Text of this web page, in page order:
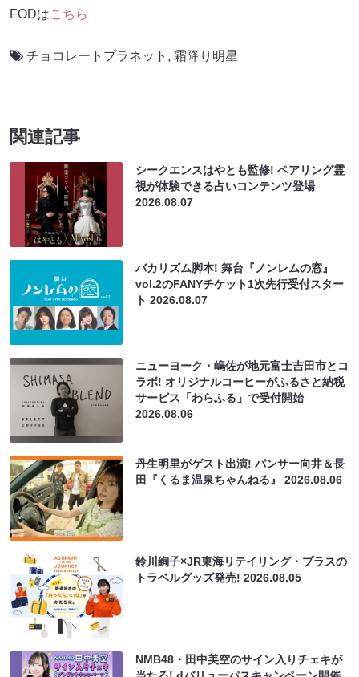
FODはこちら
チョコレートプラネット , 霜降り明星
関連記事
シークエンスはやとも監修! ペアリング霊
視が体験できる占いコンテンツ登場
2026.08.07
バカリズム脚本! 舞台『ノンレムの窓』
vol.2のFANYチケット1次先行受付スター
ト2026.08.07
ニューヨーク・嶋佐が地元富士吉田市とコ
ラボ! オリジナルコーヒーがふるさと納税
サービス「わらふる」で受付開始
2026.08.06
丹生明里がゲスト出演! パンサー向井＆長
田『くるま温泉ちゃんねる』2026.08.06
鈴川絢子×JR東海リテイリング・プラスの
トラベルグッズ発売!2026.08.05
NMB48・田中美空のサイン入りチェキが